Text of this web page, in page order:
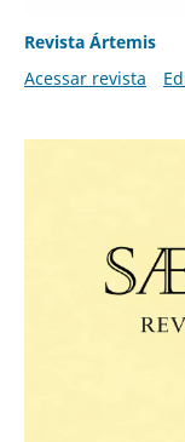
Revista Ártemis
Acessar revista